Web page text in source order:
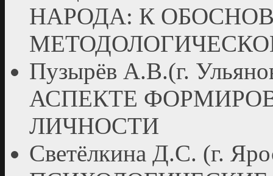
НАРОДА: К
Пузырёв А.В.(г.
АСПЕКТЕ
ЛИЧНОСТИ
Светёлкина Д.С. (г.